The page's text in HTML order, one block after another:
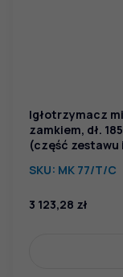
Igłotrzymacz
zamkiem, dł.
(część
SKU: MK 77/T/C
3 123,28 zł